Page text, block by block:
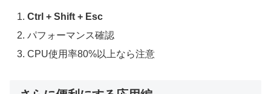
Ctrl + Shift + Esc
パフォーマンス確認
CPU使用率80%以上なら注意